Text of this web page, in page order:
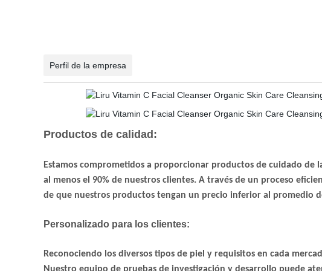
Perfil de la empresa
Productos de calidad:
Estamos comprometidos a proporcionar productos de cuidado de
al menos el 90% de nuestros clientes. A través de un proceso
de que nuestros productos tengan un precio inferior al promedio
Personalizado para los clientes:
Reconociendo los diversos tipos de piel y requisitos en cada